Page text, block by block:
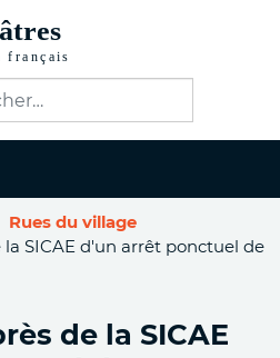
au
contenu
principal
Rues du village
SICAE d'un arrêt ponctuel de
de la SICAE